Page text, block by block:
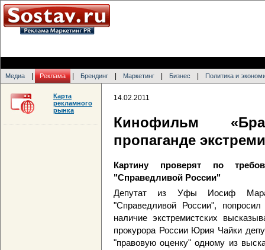
Медиа Реклама Брендинг Маркетинг Бизнес Политика и
14.02.2011
Кинофильм
пропаганде
Картину проверят по
"Справедливой России"
Депутат из Уфы Иосиф
"Справедливой России",
наличие экстремистских
прокурора России Юрия Чайки
"правовую оценку" одному из
Карта
рекламного
рынка